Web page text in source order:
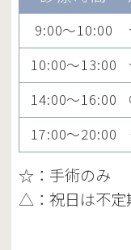
9:00～10:00
10:00～13:00
14:00～16:00
17:00～20:00
☆：手術のみ
△：祝日は不定